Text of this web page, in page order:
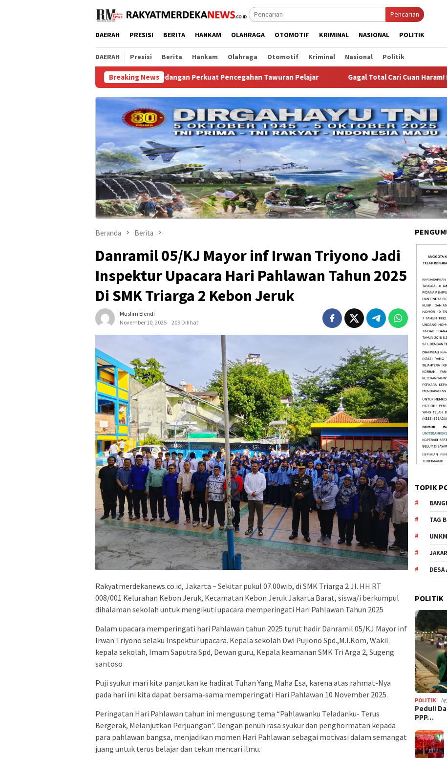
Pencarian
DAERAH PRESISI BERITA HANKAM OLAHRAGA OTOMOTIF KRIMINAL NASIONAL POLITIK
DAERAH Presisi Berita Hankam Olahraga Otomotif Kriminal Nasional Politik
Breaking News
Tangerang, Polsek Pagedangan Perkuat Pencegahan Tawuran Pelajar Gagal Total Cari Cuan Haram! Empat Pria di
Beranda Berita
Danramil 05/KJ Mayor inf Irwan Triyono Jadi
Inspektur Upacara Hari Pahlawan Tahun 2025
Di SMK Triarga 2 Kebon Jeruk
Muslim Efendi
November 10, 2025
209 Dilihat
Rakyatmerdekanews.co.id, Jakarta – Sekitar pukul 07.00wib, di SMK Triarga 2 Jl. HH RT
008/001 Kelurahan Kebon Jeruk, Kecamatan Kebon Jeruk Jakarta Barat, siswa/i berkumpul
dihalaman sekolah untuk mengikuti upacara memperingati Hari Pahlawan Tahun 2025
Dalam upacara memperingati hari Pahlawan tahun 2025 turut hadir Danramil 05/KJ Mayor inf
Irwan Triyono selaku Inspektur upacara. Kepala sekolah Dwi Pujiono Spd.,M.I.Kom, Wakil
kepala sekolah, Imam Saputra Spd, Dewan guru, Kepala keamanan SMK Tri Arga 2, Sugeng
santoso
Puji syukur mari kita panjatkan ke hadirat Tuhan Yang Maha Esa, karena atas rahmat-Nya
pada hari ini kita dapat bersama-sama memperingati Hari Pahlawan 10 November 2025.
Peringatan Hari Pahlawan tahun ini mengusung tema “Pahlawanku Teladanku- Terus
Bergerak, Melanjutkan Perjuangan”. Dengan penuh rasa syukur dan penghormatan kepada
para pahlawan bangsa, menjadikan momen Hari Pahlawan sebagai motivasi dalam semangat
juang untuk terus belajar dan tekun mencari ilmu.
TOPIK
TAG
UMKM
DESA
POLITIK
POLITIK
‎Peduli
PPP…